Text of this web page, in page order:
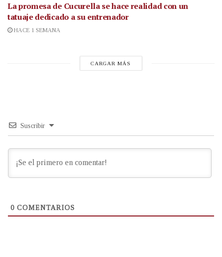
La promesa de Cucurella se hace realidad con un
tatuaje dedicado a su entrenador
HACE 1 SEMANA
CARGAR MÁS
Suscribir
0 COMENTARIOS